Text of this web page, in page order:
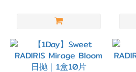
G.DIA
14.0~14.2mm
(2)